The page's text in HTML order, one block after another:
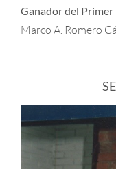
Ganador del
Marco A. Romero